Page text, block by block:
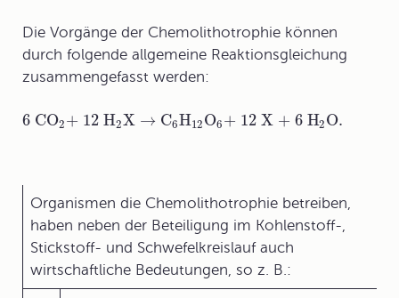
Die Vorgänge der Chemolithotrophie können
durch folgende allgemeine Reaktionsgleichung
zusammengefasst werden:
6 CO2+ 12 H2X → C6H12 O6+ 12 X + 6 H2O.
Organismen die Chemolithotrophie betreiben,
haben neben der Beteiligung im Kohlenstoff-,
Stickstoff- und Schwefelkreislauf auch
wirtschaftliche Bedeutungen, so z. B.: